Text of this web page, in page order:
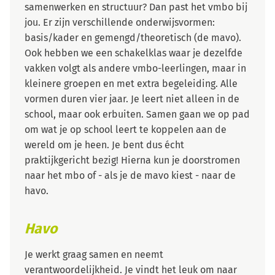
samenwerken en structuur? Dan past het vmbo bij
jou. Er zijn verschillende onderwijsvormen:
basis/kader en gemengd/theoretisch (de mavo).
Ook hebben we een schakelklas waar je dezelfde
vakken volgt als andere vmbo-leerlingen, maar in
kleinere groepen en met extra begeleiding. Alle
vormen duren vier jaar. Je leert niet alleen in de
school, maar ook erbuiten. Samen gaan we op pad
om wat je op school leert te koppelen aan de
wereld om je heen. Je bent dus écht
praktijkgericht bezig! Hierna kun je doorstromen
naar het mbo of - als je de mavo kiest - naar de
havo.
Havo
Je werkt graag samen en neemt
verantwoordelijkheid. Je vindt het leuk om naar